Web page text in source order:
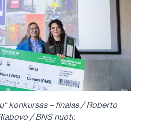
konkursas – finalas / Roberto
/ BNS nuotr.